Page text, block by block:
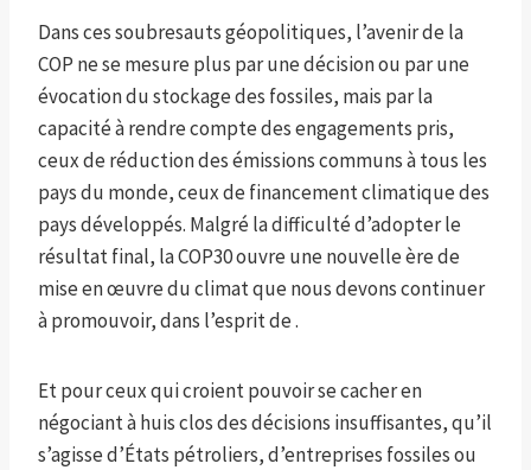
Dans ces soubresauts géopolitiques, l’avenir de la
COP ne se mesure plus par une décision ou par une
évocation du stockage des fossiles, mais par la
capacité à rendre compte des engagements pris,
ceux de réduction des émissions communs à tous les
pays du monde, ceux de financement climatique des
pays développés. Malgré la difficulté d’adopter le
résultat final, la COP30 ouvre une nouvelle ère de
mise en œuvre du climat que nous devons continuer
à promouvoir, dans l’esprit de .
Et pour ceux qui croient pouvoir se cacher en
négociant à huis clos des décisions insuffisantes, qu’il
s’agisse d’États pétroliers, d’entreprises fossiles ou